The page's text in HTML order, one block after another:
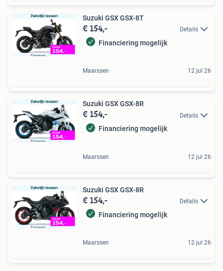
Suzuki GSX GSX-8T
€ 154,- Details
Financiering mogelijk
Maarssen 12 jul 26
Suzuki GSX GSX-8R
€ 154,- Details
Financiering mogelijk
Maarssen 12 jul 26
Suzuki GSX GSX-8R
€ 154,- Details
Financiering mogelijk
Maarssen 12 jul 26